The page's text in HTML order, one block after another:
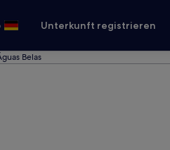
Unterkunft registrieren
Belas